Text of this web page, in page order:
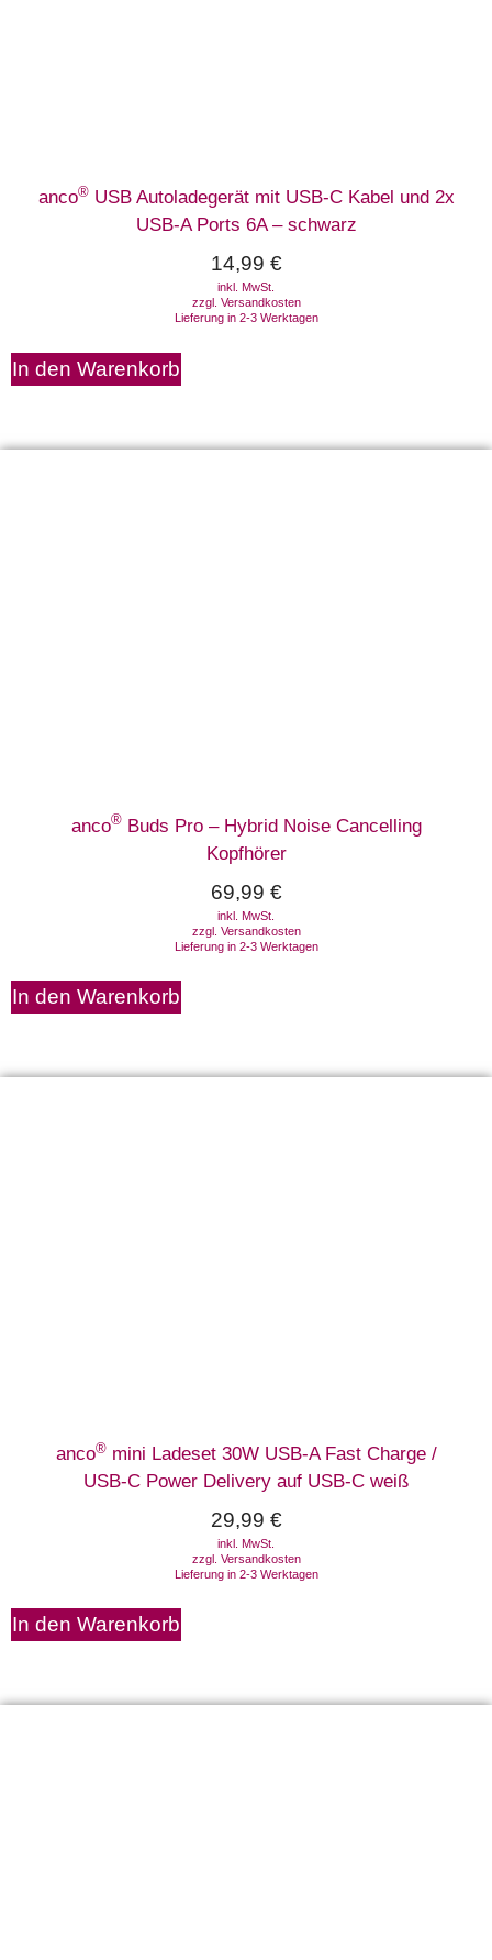
anco®USB Autoladegerät mit USB-C Kabel und 2x
USB-A Ports 6A – schwarz
14,99 €
inkl. MwSt.
zzgl. Versandkosten
Lieferung in 2-3 Werktagen
In den Warenkorb
anco®Buds Pro – Hybrid Noise Cancelling
Kopfhörer
69,99 €
inkl. MwSt.
zzgl. Versandkosten
Lieferung in 2-3 Werktagen
In den Warenkorb
anco®mini Ladeset 30W USB-A Fast Charge /
USB-C Power Delivery auf USB-C weiß
29,99 €
inkl. MwSt.
zzgl. Versandkosten
Lieferung in 2-3 Werktagen
In den Warenkorb